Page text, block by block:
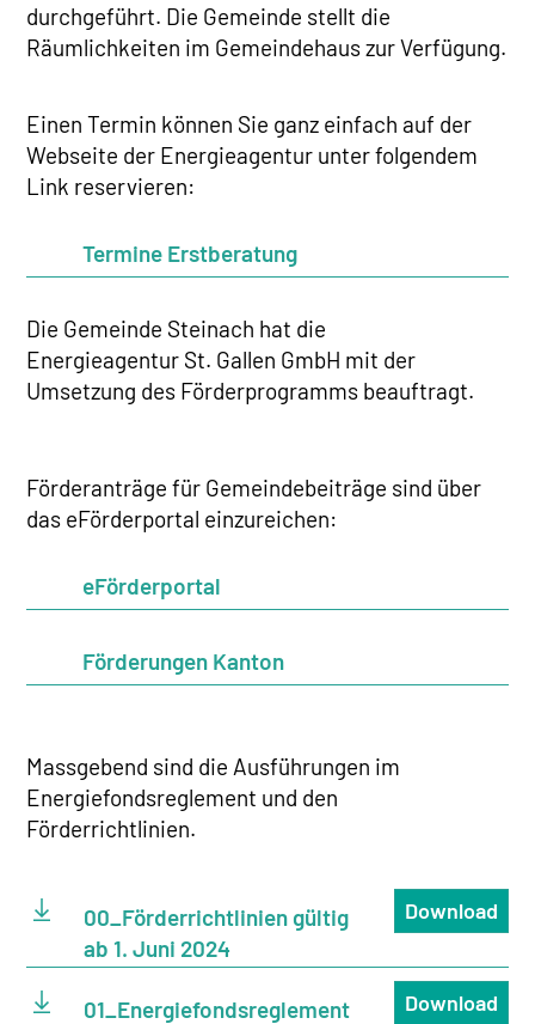
durchgeführt. Die Gemeinde stellt die
Räumlichkeiten im Gemeindehaus zur Verfügung.
Einen Termin können Sie ganz einfach auf der
Webseite der Energieagentur unter folgendem
Link reservieren:
Termine Erstberatung
Die Gemeinde Steinach hat die
Energieagentur St. Gallen GmbH mit der
Umsetzung des Förderprogramms beauftragt.
Förderanträge für Gemeindebeiträge sind über
das eFörderportal einzureichen:
eFörderportal
Förderungen Kanton
Massgebend sind die Ausführungen im
Energiefondsreglement und den
Förderrichtlinien.
00_Förderrichtlinien gültig
ab 1. Juni 2024
Download
01_Energiefondsreglement Download